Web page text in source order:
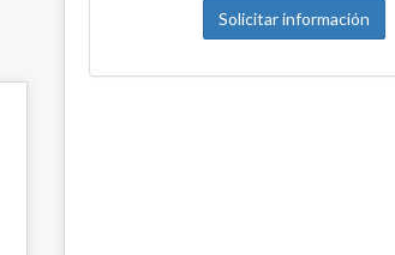
Solicitar información